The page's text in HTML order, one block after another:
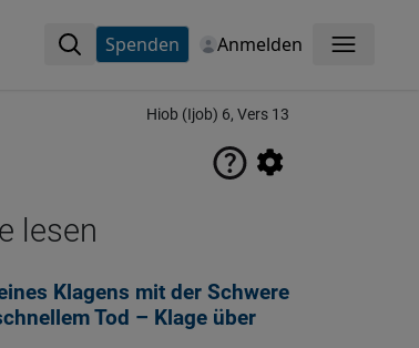
Spenden Anmelden Menü
Hiob (Ijob) 6, Vers 13
lesen
Klagens mit der Schwere
Tod – Klage über